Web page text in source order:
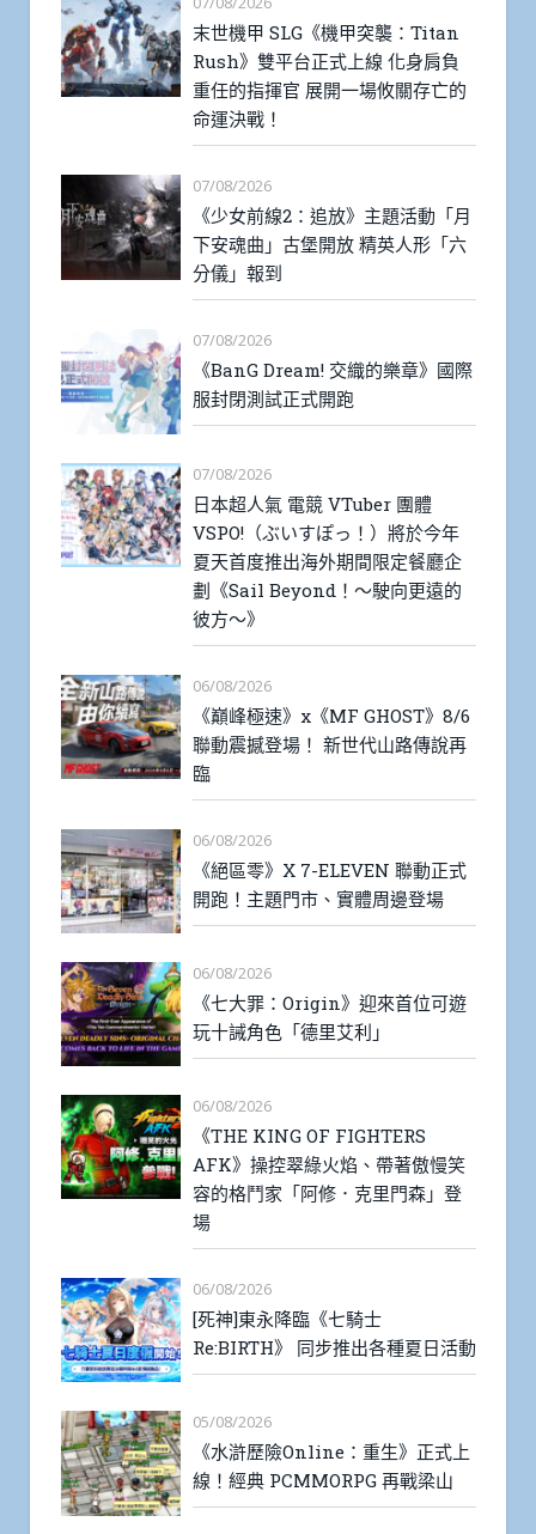
末世機甲 SLG《機甲突襲：Titan
Rush》雙平台正式上線 化身肩負
重任的指揮官 展開一場攸關存亡的
命運決戰！
07/08/2026
《少女前線2：追放》主題活動「月
下安魂曲」古堡開放 精英人形「六
分儀」報到
07/08/2026
《BanG Dream! 交織的樂章》國際
服封閉測試正式開跑
07/08/2026
日本超人氣 電競 VTuber 團體
VSPO!（ぶいすぽっ！）將於今年
夏天首度推出海外期間限定餐廳企
劃《Sail Beyond！～駛向更遠的
彼方～》
06/08/2026
《巔峰極速》x《MF GHOST》8/6
聯動震撼登場！ 新世代山路傳說再
臨
06/08/2026
《絕區零》X 7-ELEVEN 聯動正式
開跑！主題門市、實體周邊登場
06/08/2026
《七大罪：Origin》迎來首位可遊
玩十誡角色「德里艾利」
06/08/2026
《THE KING OF FIGHTERS
AFK》操控翠綠火焰、帶著傲慢笑
容的格鬥家「阿修．克里門森」登
場
06/08/2026
[死神]東永降臨《七騎士
Re:BIRTH》 同步推出各種夏日活動
05/08/2026
《水滸歷險Online：重生》正式上
線！經典 PCMMORPG 再戰梁山